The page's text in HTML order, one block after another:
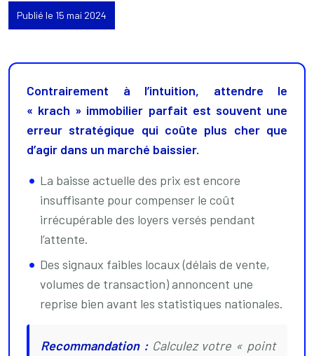
Publié le 15 mai 2024
Contrairement à l’intuition, attendre le
« krach » immobilier parfait est souvent une
erreur stratégique qui coûte plus cher que
d’agir dans un marché baissier.
La baisse actuelle des prix est encore
insuffisante pour compenser le coût
irrécupérable des loyers versés pendant
l’attente.
Des signaux faibles locaux (délais de vente,
volumes de transaction) annoncent une
reprise bien avant les statistiques nationales.
Recommandation :Calculez votre « point